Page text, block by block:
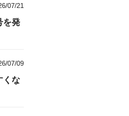
07/21
を発
07/09
くな